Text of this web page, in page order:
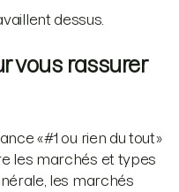
dessus.
vous rassurer
« #1 ou rien du tout »
les marchés et types
les marchés